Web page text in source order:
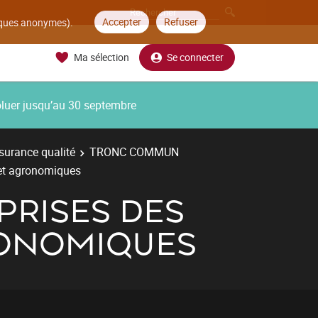
anonymes). Accepter Refuser
Ma sélection Se connecter
jusqu’au 30 septembre
qualité
TRONC COMMUN
agronomiques
DES